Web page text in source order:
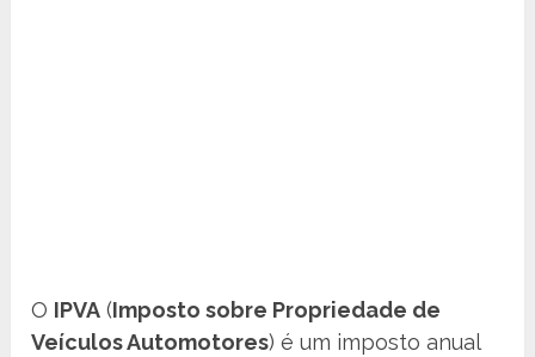
O IPVA (Imposto sobre Propriedade de
Veículos Automotores) é um imposto anual